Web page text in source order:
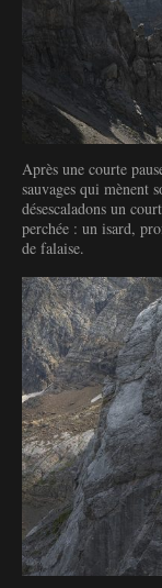
Après une courte
sauvages qui mènent
désescaladons un
perchée : un isard,
de falaise.